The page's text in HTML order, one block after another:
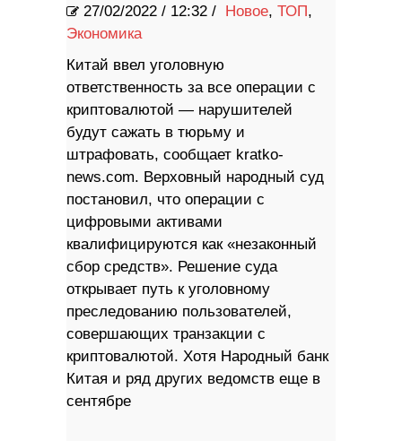
27/02/2022 / 12:32 / Новое, ТОП,
Экономика
Китай ввел уголовную
ответственность за все операции с
криптовалютой — нарушителей
будут сажать в тюрьму и
штрафовать, сообщает kratko-
news.com. Верховный народный суд
постановил, что операции с
цифровыми активами
квалифицируются как «незаконный
сбор средств». Решение суда
открывает путь к уголовному
преследованию пользователей,
совершающих транзакции с
криптовалютой. Хотя Народный банк
Китая и ряд других ведомств еще в
сентябре